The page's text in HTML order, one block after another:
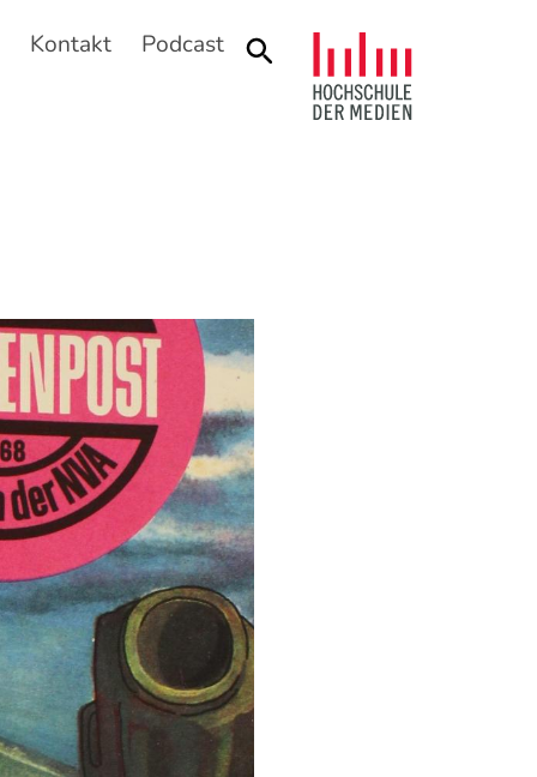
Kontakt Podcast Suche